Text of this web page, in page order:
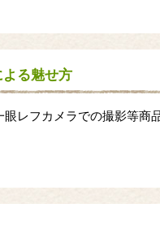
る魅せ方
レフカメラでの撮影等商